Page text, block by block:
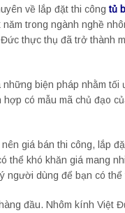
về lắp đặt thi công tủ
trong ngành nghề
thực thụ đã trở thành
biện pháp nhằm tối
có mẫu mã chủ đạo
giá bán thi công, lắp
thể khó khăn giá mang
người dùng để bạn có thể
đầu. Nhôm kính Việt